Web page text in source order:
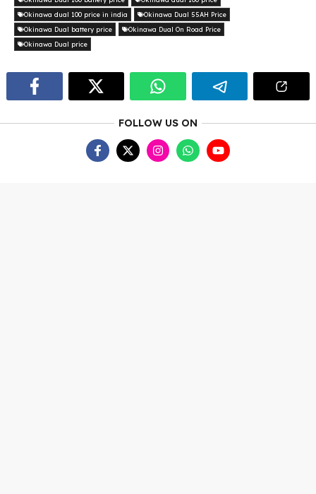
Okinawa dual 100 price in india
Okinawa Dual 55AH Price
Okinawa Dual battery price
Okinawa Dual On Road Price
Okinawa Dual price
FOLLOW US ON